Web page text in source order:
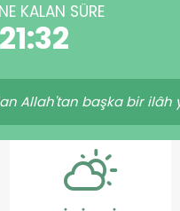
KALAN SÜRE
Allah'tan başka bir ilâh